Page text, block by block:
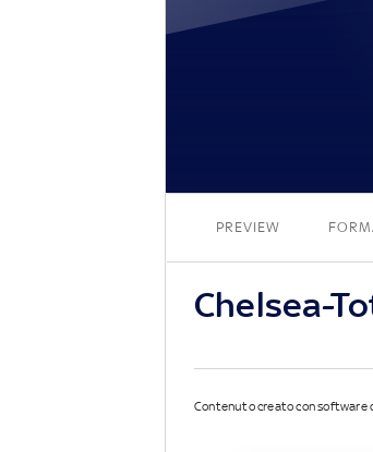
PREVIEW
Chelsea-
Contenuto creato con